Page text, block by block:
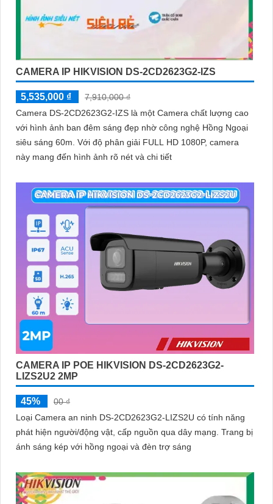
CAMERA IP HIKVISION DS-2CD2623G2-IZS
5,535,000 ₫
7,910,000 ₫
Camera DS-2CD2623G2-IZS là một Camera chất lượng cao
với hình ảnh ban đêm sáng đẹp nhờ công nghệ Hồng Ngoại
siêu sáng 60m. Với độ phân giải FULL HD 1080P, camera
này mang đến hình ảnh rõ nét và chi tiết
CAMERA IP POE HIKVISION DS-2CD2623G2-
LIZS2U2 2MP
45%
00 ₫
Loại Camera an ninh DS-2CD2623G2-LIZS2U có tính năng
phát hiện người/động vật, cấp nguồn qua dây mạng. Trang bị
ánh sáng kép với hồng ngoại và đèn trợ sáng